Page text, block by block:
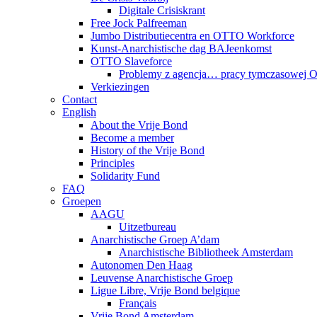
Digitale Crisiskrant
Free Jock Palfreeman
Jumbo Distributiecentra en OTTO Workforce
Kunst-Anarchistische dag BAJeenkomst
OTTO Slaveforce
Problemy z agencja… pracy tymczasowej
Verkiezingen
Contact
English
About the Vrije Bond
Become a member
History of the Vrije Bond
Principles
Solidarity Fund
FAQ
Groepen
AAGU
Uitzetbureau
Anarchistische Groep A’dam
Anarchistische Bibliotheek Amsterdam
Autonomen Den Haag
Leuvense Anarchistische Groep
Ligue Libre, Vrije Bond belgique
Français